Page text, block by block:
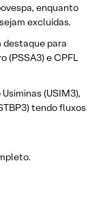
enquanto
excluídas.
destaque para
(PSSA3) e CPFL
(USIM3),
tendo fluxos